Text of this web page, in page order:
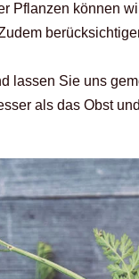
Pflanzen können
lassen Sie uns
als das Obst